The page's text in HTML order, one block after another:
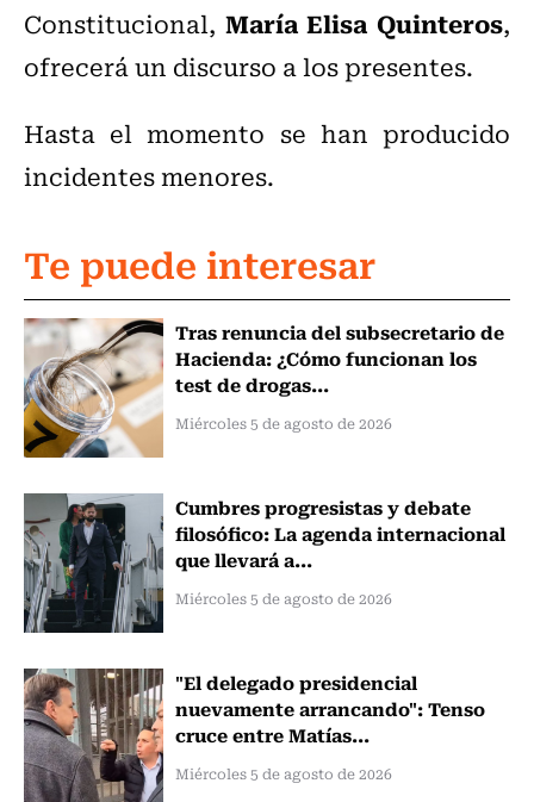
Constitucional, María Elisa Quinteros,
ofrecerá un discurso a los presentes.
Hasta el momento se han producido
incidentes menores.
Te puede interesar
Tras renuncia del subsecretario de
Hacienda: ¿Cómo funcionan los
test de drogas...
Miércoles 5 de agosto de 2026
Cumbres progresistas y debate
filosófico: La agenda internacional
que llevará a...
Miércoles 5 de agosto de 2026
"El delegado presidencial
nuevamente arrancando": Tenso
cruce entre Matías...
Miércoles 5 de agosto de 2026